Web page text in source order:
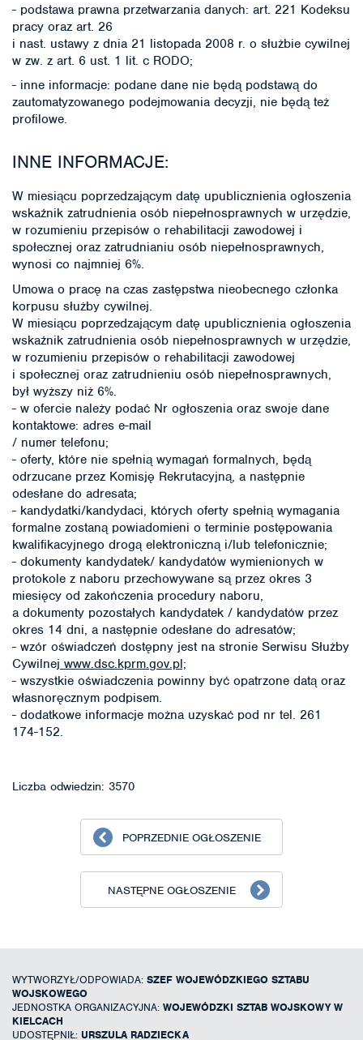
- podstawa prawna przetwarzania danych: art. 221 Kodeksu
pracy oraz art. 26
i nast. ustawy z dnia 21 listopada 2008 r. o służbie cywilnej
w zw. z art. 6 ust. 1 lit. c RODO;
- inne informacje: podane dane nie będą podstawą do
zautomatyzowanego podejmowania decyzji, nie będą też
profilowe.
INNE INFORMACJE:
W miesiącu poprzedzającym datę upublicznienia ogłoszenia
wskaźnik zatrudnienia osób niepełnosprawnych w urzędzie,
w rozumieniu przepisów o rehabilitacji zawodowej i
społecznej oraz zatrudnianiu osób niepełnosprawnych,
wynosi co najmniej 6%.
Umowa o pracę na czas zastępstwa nieobecnego członka
korpusu służby cywilnej.
W miesiącu poprzedzającym datę upublicznienia ogłoszenia
wskaźnik zatrudnienia osób niepełnosprawnych w urzędzie,
w rozumieniu przepisów o rehabilitacji zawodowej
i społecznej oraz zatrudnieniu osób niepełnosprawnych,
był wyższy niż 6%.
- w ofercie należy podać Nr ogłoszenia oraz swoje dane
kontaktowe: adres e-mail
/ numer telefonu;
- oferty, które nie spełnią wymagań formalnych, będą
odrzucane przez Komisję Rekrutacyjną, a następnie
odesłane do adresata;
- kandydatki/kandydaci, których oferty spełnią wymagania
formalne zostaną powiadomieni o terminie postępowania
kwalifikacyjnego drogą elektroniczną i/lub telefonicznie;
- dokumenty kandydatek/ kandydatów wymienionych w
protokole z naboru przechowywane są przez okres 3
miesięcy od zakończenia procedury naboru,
a dokumenty pozostałych kandydatek / kandydatów przez
okres 14 dni, a następnie odesłane do adresatów;
- wzór oświadczeń dostępny jest na stronie Serwisu Służby
Cywilnej www.dsc.kprm.gov.pl;
- wszystkie oświadczenia powinny być opatrzone datą oraz
własnoręcznym podpisem.
- dodatkowe informacje można uzyskać pod nr tel. 261
174-152.
Liczba odwiedzin: 3570
POPRZEDNIE OGŁOSZENIE
NASTĘPNE OGŁOSZENIE
WYTWORZYŁ/ODPOWIADA: SZEF WOJEWÓDZKIEGO SZTABU
WOJSKOWEGO
JEDNOSTKA ORGANIZACYJNA: WOJEWÓDZKI SZTAB WOJSKOWY W
KIELCACH
UDOSTĘPNIŁ: URSZULA RADZIECKA